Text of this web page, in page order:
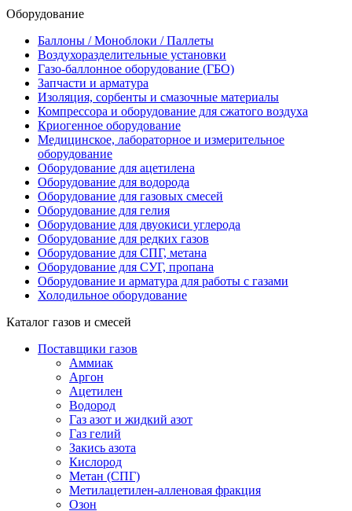
Оборудование
Баллоны / Моноблоки / Паллеты
Воздухоразделительные установки
Газо-баллонное оборудование (ГБО)
Запчасти и арматура
Изоляция, сорбенты и смазочные материалы
Компрессора и оборудование для сжатого воздуха
Криогенное оборудование
Медицинское, лабораторное и измерительное
оборудование
Оборудование для ацетилена
Оборудование для водорода
Оборудование для газовых смесей
Оборудование для гелия
Оборудование для двуокиси углерода
Оборудование для редких газов
Оборудование для СПГ, метана
Оборудование для СУГ, пропана
Оборудование и арматура для работы с газами
Холодильное оборудование
Каталог газов и смесей
Поставщики газов
Аммиак
Аргон
Ацетилен
Водород
Газ азот и жидкий азот
Газ гелий
Закись азота
Кислород
Метан (СПГ)
Метилацетилен-алленовая фракция
Озон